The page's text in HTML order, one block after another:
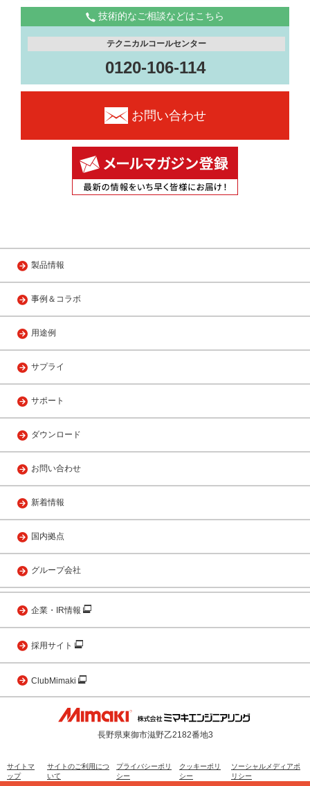
技術的なご相談などはこちら
テクニカルコールセンター
0120-106-114
お問い合わせ
製品情報
事例＆コラボ
用途例
サプライ
サポート
ダウンロード
お問い合わせ
新着情報
国内拠点
グループ会社
企業・IR情報
採用サイト
ClubMimaki
長野県東御市滋野乙2182番地3
サイトマ
ップ
サイトのご利用につ
いて
プライバシーポリ
シー
クッキーポリ
シー
ソーシャルメディアポ
リシー